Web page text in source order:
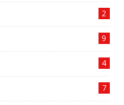
2
9
4
7